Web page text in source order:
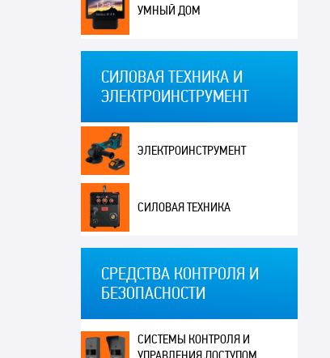
УМНЫЙ ДОМ
СИЛОВАЯ ТЕХНИКА И
ЭЛЕКТРОИНСТРУМЕНТ
ЭЛЕКТРОИНСТРУМЕНТ
СИЛОВАЯ ТЕХНИКА
СРЕДСТВА КОНТРОЛЯ И
БЕЗОПАСНОСТИ
СИСТЕМЫ КОНТРОЛЯ И